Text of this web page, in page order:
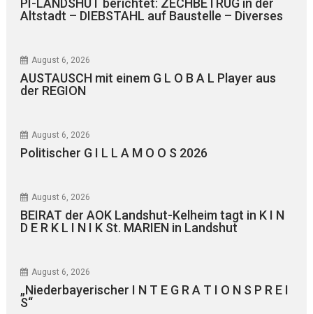
PI-LANDSHUT berichtet: ZECHBETRUG in der
Altstadt – DIEBSTAHL auf Baustelle – Diverses
August 6, 2026
AUSTAUSCH mit einem G L O B A L Player aus
der REGION
August 6, 2026
Politischer G I L L A M O O S 2026
August 6, 2026
BEIRAT der AOK Landshut-Kelheim tagt in K I N
D E R K L I N I K St. MARIEN in Landshut
August 6, 2026
„Niederbayerischer I N T E G R A T I O N S P R E I
S“